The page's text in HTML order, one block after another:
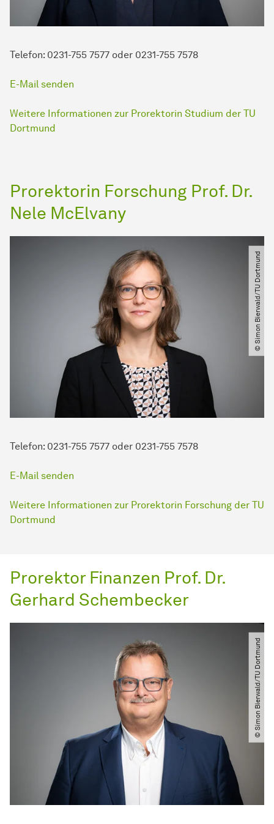
Telefon: 0231-755 7577 oder 0231-755 7578
E-Mail senden
Weitere Informationen zur Prorektorin Studium der TU
Dortmund
Prorektorin Forschung Prof. Dr.
Nele McElvany
© Simon Bierwald​​/​​TU Dortmund
Telefon: 0231-755 7577 oder 0231-755 7578
E-Mail senden
Weitere Informationen zur Prorektorin Forschung der TU
Dortmund
Prorektor Finanzen Prof. Dr.
Gerhard Schembecker
© Simon Bierwald​​/​​TU Dortmund